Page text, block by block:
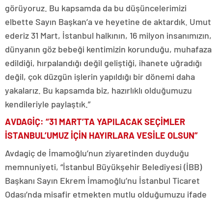
görüyoruz. Bu kapsamda da bu düşüncelerimizi
elbette Sayın Başkan’a ve heyetine de aktardık. Umut
ederiz 31 Mart, İstanbul halkının, 16 milyon insanımızın,
dünyanın göz bebeği kentimizin korunduğu, muhafaza
edildiği, hırpalandığı değil geliştiği, ihanete uğradığı
değil, çok düzgün işlerin yapıldığı bir dönemi daha
yakalarız. Bu kapsamda biz, hazırlıklı olduğumuzu
kendileriyle paylaştık.”
AVDAGİÇ: “31 MART’TA YAPILACAK SEÇİMLER
İSTANBUL’UMUZ İÇİN HAYIRLARA VESİLE OLSUN”
Avdagiç de İmamoğlu’nun ziyaretinden duyduğu
memnuniyeti, “İstanbul Büyükşehir Belediyesi (İBB)
Başkanı Sayın Ekrem İmamoğlu’nu İstanbul Ticaret
Odası’nda misafir etmekten mutlu olduğumuzu ifade